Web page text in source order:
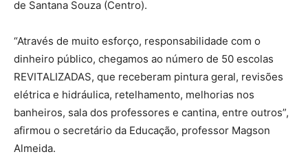
de Santana Souza (Centro).
“Através de muito esforço, responsabilidade com o
dinheiro público, chegamos ao número de 50 escolas
REVITALIZADAS, que receberam pintura geral, revisões
elétrica e hidráulica, retelhamento, melhorias nos
banheiros, sala dos professores e cantina, entre outros”,
afirmou o secretário da Educação, professor Magson
Almeida.